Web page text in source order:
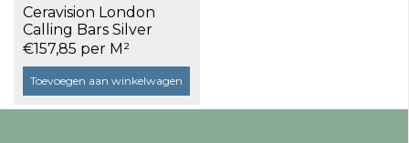
Ceravision London
Calling Bars Silver
11,6x11,6 a 0,4 m²
€157,85 per M²
Toevoegen aan winkelwagen